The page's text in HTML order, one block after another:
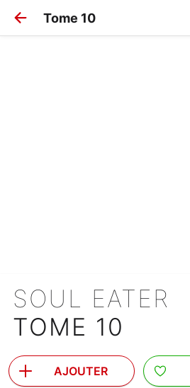
Tome 10
SOUL EATER
TOME 10
AJOUTER